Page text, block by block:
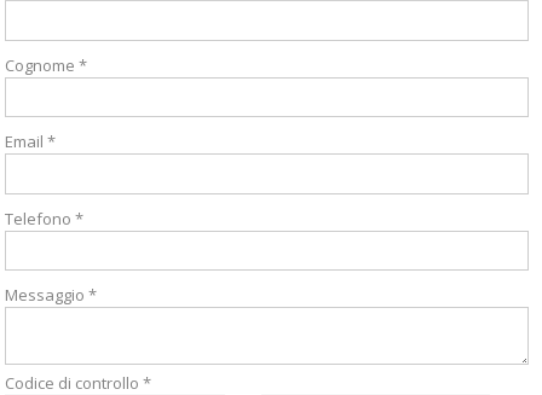
Cognome *
Email *
Telefono *
Messaggio *
Codice di controllo *